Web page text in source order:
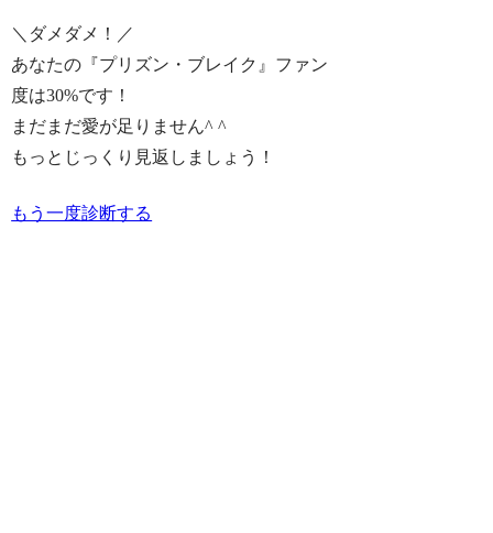
＼ダメダメ！／
あなたの『プリズン・ブレイク』ファン
度は30%です！
まだまだ愛が足りません^ ^
もっとじっくり見返しましょう！
もう一度診断する